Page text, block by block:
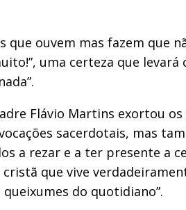
ouvem mas fazem que
uma certeza que levará
Flávio Martins exortou
sacerdotais, mas
a rezar e a ter presente a
que vive
do quotidiano”.